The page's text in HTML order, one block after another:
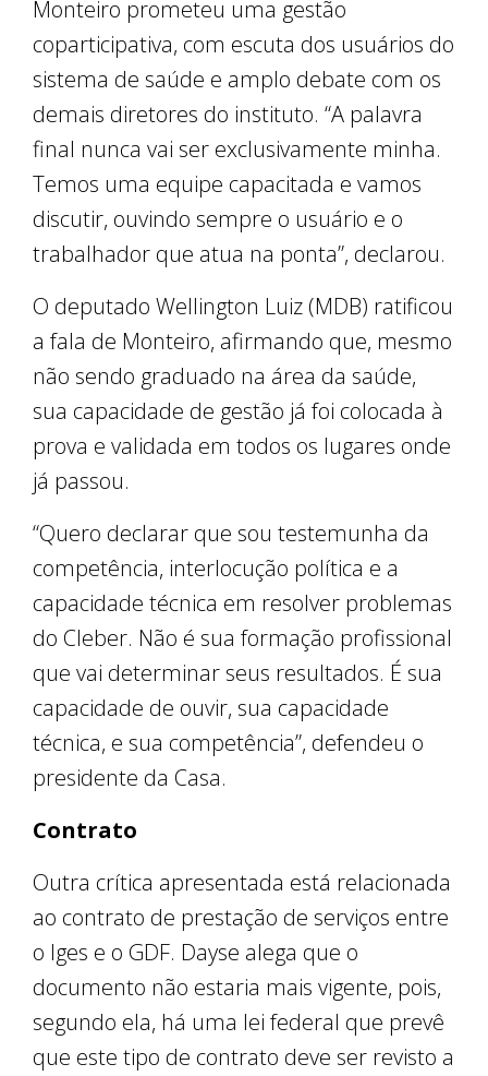
Monteiro prometeu uma gestão
coparticipativa, com escuta dos usuários do
sistema de saúde e amplo debate com os
demais diretores do instituto. “A palavra
final nunca vai ser exclusivamente minha.
Temos uma equipe capacitada e vamos
discutir, ouvindo sempre o usuário e o
trabalhador que atua na ponta”, declarou.
O deputado Wellington Luiz (MDB) ratificou
a fala de Monteiro, afirmando que, mesmo
não sendo graduado na área da saúde,
sua capacidade de gestão já foi colocada à
prova e validada em todos os lugares onde
já passou.
“Quero declarar que sou testemunha da
competência, interlocução política e a
capacidade técnica em resolver problemas
do Cleber. Não é sua formação profissional
que vai determinar seus resultados. É sua
capacidade de ouvir, sua capacidade
técnica, e sua competência”, defendeu o
presidente da Casa.
Contrato
Outra crítica apresentada está relacionada
ao contrato de prestação de serviços entre
o Iges e o GDF. Dayse alega que o
documento não estaria mais vigente, pois,
segundo ela, há uma lei federal que prevê
que este tipo de contrato deve ser revisto a